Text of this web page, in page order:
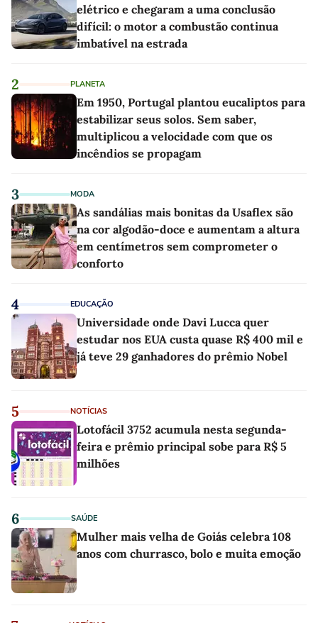
elétrico e chegaram a uma conclusão
difícil: o motor a combustão continua
imbatível na estrada
2 PLANETA
Em 1950, Portugal plantou eucaliptos para
estabilizar seus solos. Sem saber,
multiplicou a velocidade com que os
incêndios se propagam
3 MODA
As sandálias mais bonitas da Usaflex são
na cor algodão-doce e aumentam a altura
em centímetros sem comprometer o
conforto
4 EDUCAÇÃO
Universidade onde Davi Lucca quer
estudar nos EUA custa quase R$ 400 mil e
já teve 29 ganhadores do prêmio Nobel
5 NOTÍCIAS
Lotofácil 3752 acumula nesta segunda-
feira e prêmio principal sobe para R$ 5
milhões
6 SAÚDE
Mulher mais velha de Goiás celebra 108
anos com churrasco, bolo e muita emoção